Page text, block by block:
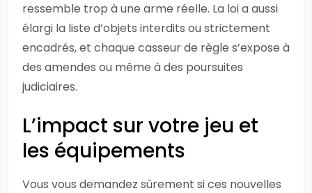
ressemble trop à une arme réelle. La loi a aussi
élargi la liste d’objets interdits ou strictement
encadrés, et chaque casseur de règle s’expose à
des amendes ou même à des poursuites
judiciaires.
L’impact sur votre jeu et
les équipements
Vous vous demandez sûrement si ces nouvelles